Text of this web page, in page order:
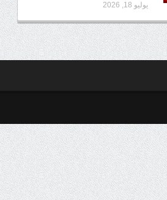
يوليو 18, 2026